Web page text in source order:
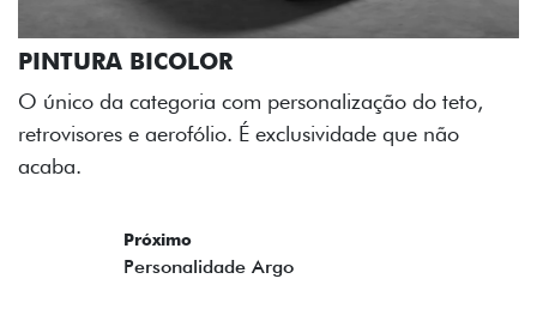
BICOLOR
único da categoria com personalização do teto,
e aerofólio. É exclusividade que não